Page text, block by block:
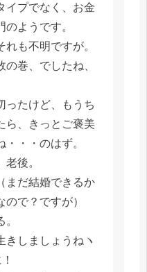
イプでなく、お金
ようです。
も不明ですが。
巻、でしたね、
ったけど、もうち
ら、きっとご褒美
・・のはず。
後。
まだ結婚できるか
で？ですが）
きしましょうねヽ